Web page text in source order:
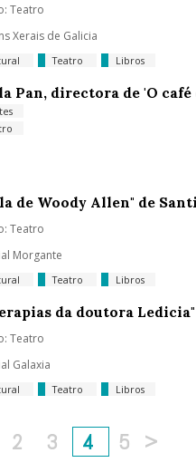
Teatro
Xerais de Galicia
Teatro Libros
Pan, directora de 'O café
de Woody Allen" de
Teatro
Morgante
Teatro Libros
da doutora
Teatro
Galaxia
Teatro Libros
2 3 4 5 >